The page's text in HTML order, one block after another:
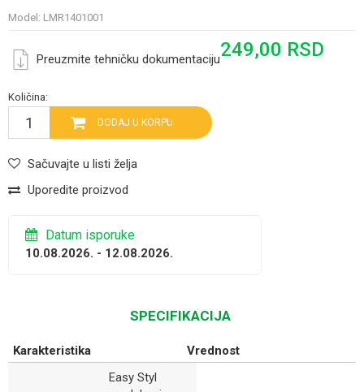
Model: LMR1401001
Preuzmite tehničku dokumentaciju249,00 RSD
Količina:
DODAJ U KORPU
Sačuvajte u listi želja
Uporedite proizvod
Datum isporuke
10.08.2026. - 12.08.2026.
SPECIFIKACIJA
Karakteristika Vrednost
Easy Styl